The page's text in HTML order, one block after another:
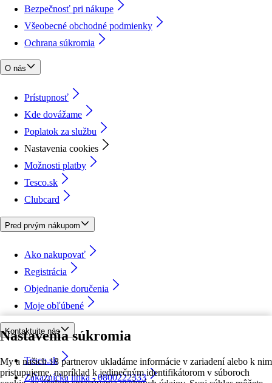
Nastavenia súkromia
My a našich 18 partnerov ukladáme informácie v zariadení alebo k nim
pristupujeme, napríklad k jedinečným identifikátorom v súboroch
Bezpečnosť pri nákupe
Všeobecné obchodné podmienky
Ochrana súkromia
O nás
Prístupnosť
Kde dovážame
Poplatok za službu
Nastavenia cookies
Možnosti platby
Tesco.sk
Clubcard
Pred prvým nákupom
Ako nakupovať
Registrácia
Objednanie doručenia
Moje obľúbené
Kontaktujte nás
Tesco.sk
Zákaznícka linka - 0800222333